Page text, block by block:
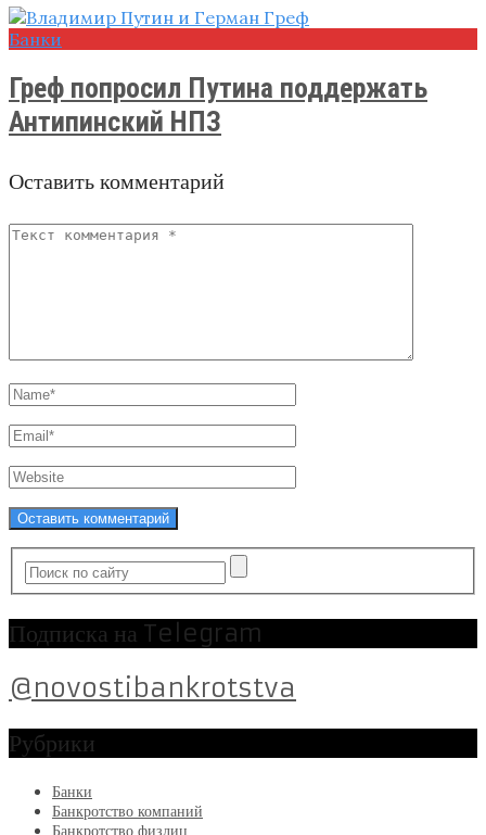
Банки
Греф попросил Путина поддержать
Антипинский НПЗ
Оставить комментарий
Подписка на Telegram
@novostibankrotstva
Рубрики
Банки
Банкротство компаний